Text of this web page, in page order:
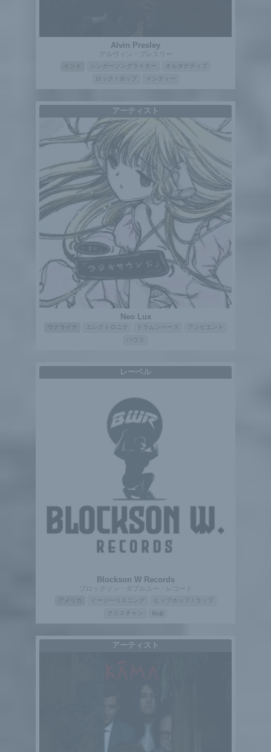
Alvin Presley
アルヴィン・プレスリー
インド シンガーソングライター
オルタナティブ
ロック / ポップ
インディー
アーティスト
Neo Lux
ウクライナ エレクトロニク ドラムンベース
アンビエント
ハウス
レーベル
Blockson W Records
ブロックソン・ダブルユー・レコード
アメリカ イージーリスニング
ヒップホップ / ラップ
クリスチャン
RnB
アーティスト